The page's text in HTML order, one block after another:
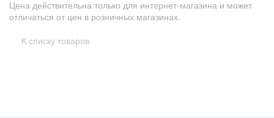
Цена действительна только для интернет-магазина и может
отличаться от цен в розничных магазинах.
К списку товаров